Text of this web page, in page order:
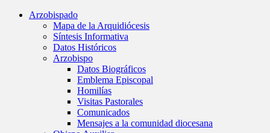
Arzobispado
Mapa de la Arquidiócesis
Síntesis Informativa
Datos Históricos
Arzobispo
Datos Biográficos
Emblema Episcopal
Homilías
Visitas Pastorales
Comunicados
Mensajes a la comunidad diocesana